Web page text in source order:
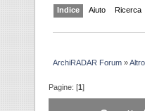
Indice Aiuto Ricerca
ArchiRADAR Forum »Altro
Pagine: [1]